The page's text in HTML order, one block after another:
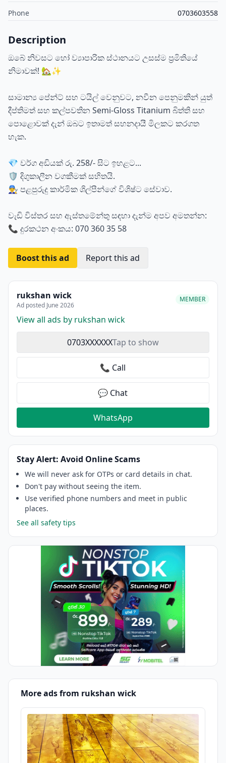
Phone
0703603558
Description
ඔබේ නිවසට හෝ ව්‍යාපාරික ස්ථානයට උසස්ම ප්‍රමිතියේ
නිමාවක්! 🏡✨
සාමාන්‍ය පේන්ට් සහ ටයිල් වෙනුවට, නවීන පෙනුමකින් යුත්
දීප්තිමත් සහ කල්පවතින Semi-Gloss Titanium බිත්ති සහ
පොළොවක් දැන් ඔබට ඉතාමත් සහනදායී මිලකට කරගත
හැක.
💎 වර්ග අඩියක් රු. 258/- සිට ඉහළට...
🛡️ දිගුකාලීන වගකීමක් සහිතයි.
👨‍🔧 පළපුරුදු කාර්මික ශිල්පීන්ගේ විශිෂ්ට සේවාව.
වැඩි විස්තර සහ ඇස්තමේන්තු සඳහා දැන්ම අපව අමතන්න:
📞 දුරකථන අංකය: 070 360 35 58
Boost this ad Report this ad
rukshan wick
Ad posted June 2026
MEMBER
View all ads by rukshan wick
0703XXXXXXTap to show
📞 Call
💬 Chat
WhatsApp
Stay Alert: Avoid Online Scams
We will never ask for OTPs or card details in chat.
Don't pay without seeing the item.
Use verified phone numbers and meet in public
places.
See all safety tips
More ads from rukshan wick